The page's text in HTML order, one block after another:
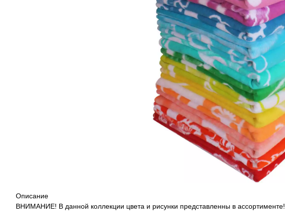
Описание
ВНИМАНИЕ! В данной коллекции цвета и рисунки представленны в ассортименте!